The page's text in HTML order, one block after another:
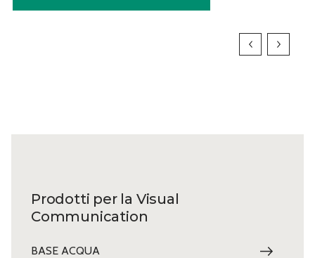
Prodotti per la Visual
Communication
BASE ACQUA